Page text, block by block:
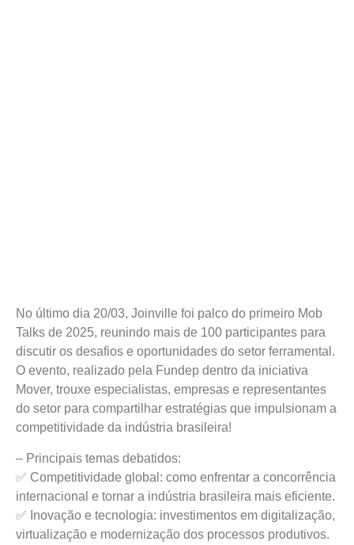
No último dia 20/03, Joinville foi palco do primeiro Mob
Talks de 2025, reunindo mais de 100 participantes para
discutir os desafios e oportunidades do setor ferramental.
O evento, realizado pela Fundep dentro da iniciativa
Mover, trouxe especialistas, empresas e representantes
do setor para compartilhar estratégias que impulsionam a
competitividade da indústria brasileira!
– Principais temas debatidos:
✅ Competitividade global: como enfrentar a concorrência
internacional e tornar a indústria brasileira mais eficiente.
✅ Inovação e tecnologia: investimentos em digitalização,
virtualização e modernização dos processos produtivos.